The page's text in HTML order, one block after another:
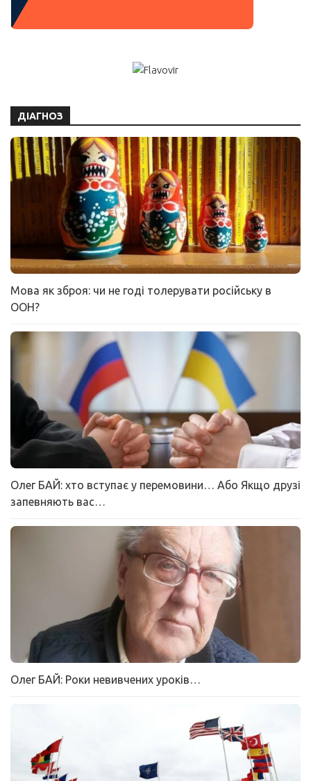
ДІАГНОЗ
Мова як зброя: чи не годі толерувати російську в
ООН?
Олег БАЙ: хто вступає у перемовини… Або Якщо друзі
запевняють вас…
Олег БАЙ: Роки невивчених уроків…